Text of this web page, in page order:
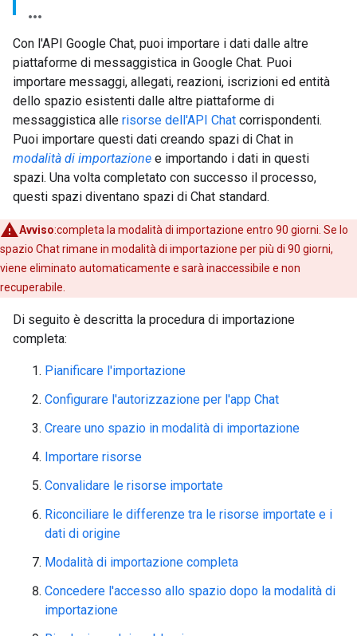
Con l'API Google Chat, puoi importare i dati dalle altre
piattaforme di messaggistica in Google Chat. Puoi
importare messaggi, allegati, reazioni, iscrizioni ed entità
dello spazio esistenti dalle altre piattaforme di
messaggistica alle risorse dell'API Chat corrispondenti.
Puoi importare questi dati creando spazi di Chat in
modalità di importazione e importando i dati in questi
spazi. Una volta completato con successo il processo,
questi spazi diventano spazi di Chat standard.
Avviso:completa la modalità di importazione entro 90 giorni. Se lo
spazio Chat rimane in modalità di importazione per più di 90 giorni,
viene eliminato automaticamente e sarà inaccessibile e non
recuperabile.
Di seguito è descritta la procedura di importazione
completa:
Pianificare l'importazione
Configurare l'autorizzazione per l'app Chat
Creare uno spazio in modalità di importazione
Importare risorse
Convalidare le risorse importate
Riconciliare le differenze tra le risorse importate e i
dati di origine
Modalità di importazione completa
Concedere l'accesso allo spazio dopo la modalità di
importazione